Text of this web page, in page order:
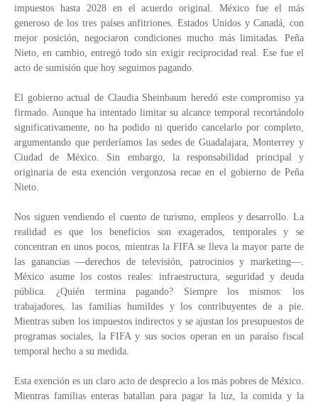
impuestos hasta 2028 en el acuerdo original. México fue el más
generoso de los tres países anfitriones. Estados Unidos y Canadá, con
mejor posición, negociaron condiciones mucho más limitadas. Peña
Nieto, en cambio, entregó todo sin exigir reciprocidad real. Ese fue el
acto de sumisión que hoy seguimos pagando.
El gobierno actual de Claudia Sheinbaum heredó este compromiso ya
firmado. Aunque ha intentado limitar su alcance temporal recortándolo
significativamente, no ha podido ni querido cancelarlo por completo,
argumentando que perderíamos las sedes de Guadalajara, Monterrey y
Ciudad de México. Sin embargo, la responsabilidad principal y
originaria de esta exención vergonzosa recae en el gobierno de Peña
Nieto.
Nos siguen vendiendo el cuento de turismo, empleos y desarrollo. La
realidad es que los beneficios son exagerados, temporales y se
concentran en unos pocos, mientras la FIFA se lleva la mayor parte de
las ganancias —derechos de televisión, patrocinios y marketing—.
México asume los costos reales: infraestructura, seguridad y deuda
pública. ¿Quién termina pagando? Siempre los mismos: los
trabajadores, las familias humildes y los contribuyentes de a pie.
Mientras suben los impuestos indirectos y se ajustan los presupuestos de
programas sociales, la FIFA y sus socios operan en un paraíso fiscal
temporal hecho a su medida.
Esta exención es un claro acto de desprecio a los más pobres de México.
Mientras familias enteras batallan para pagar la luz, la comida y la